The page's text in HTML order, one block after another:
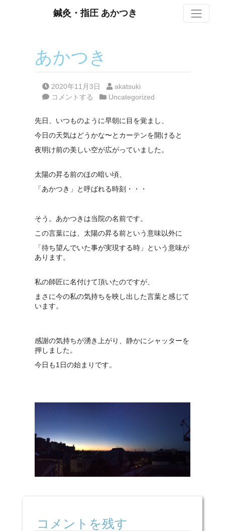
鍼灸・指圧 あかつき
あかつき
Posted on
2020年11月3日 Posted by
akatsuki
コメントする
Posted in
Uncategorized
先日、いつものように早朝に目を覚まし、
今日の天気はどうかな〜とカーテンを開けると
夜明け前の美しい空が広がっていました。
太陽の昇る前のほの暗い頃、
「あかつき」と呼ばれる時刻・・・
そう。あかつきは当院の名前です。
この言葉には、太陽の昇る前という意味以外に
「待ち望んでいた事が実現する時」という意味が
あります。
私の師匠に名付けて頂いたのですが、
まさに今の私の気持ちを映し出した言葉と感じて
います。
感謝の気持ちが湧き上がり、静かにシャッターを
押しました。
今日も1日の始まりです。
コメントを残す